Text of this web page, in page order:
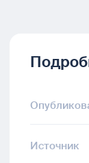
Источник